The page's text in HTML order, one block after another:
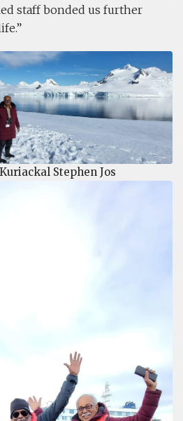
staff bonded us further
Stephen Jos